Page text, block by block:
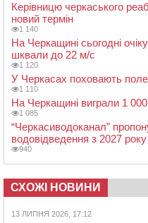
Керівницю черкаського
новий термін
1 140
На Черкащині сьогодні
шквали до 22 м/с
1 120
У Черкасах поховають
1 110
На Черкащині виграли 1
1 085
“Черкасиводоканал”
водовідведення з 2027 року
940
СХОЖІ НОВИНИ
13 ЛИПНЯ 2026, 17:12